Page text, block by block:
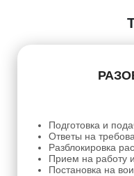
Подготовка и
Ответы на
Разблокировка
Прием на работу
Постановка на